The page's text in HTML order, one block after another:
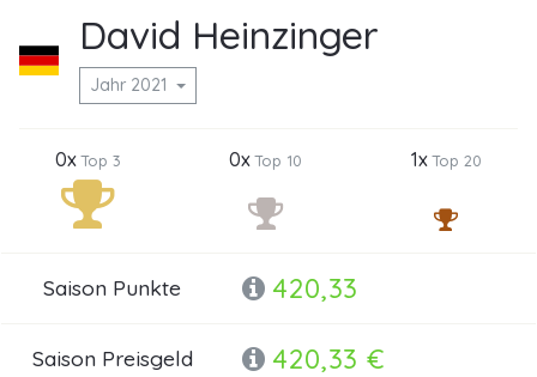
David Heinzinger
Jahr 2021
0xTop 3 0xTop 10 1xTop 20
Saison Punkte 420,33
Saison Preisgeld 420,33 €